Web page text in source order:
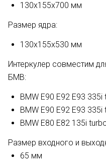
130х155х700 мм
Размер ядра:
130х155х530 мм
Интеркулер совместим
БМВ:
BMW E90 E92 E93
BMW E90 E92 E93
BMW E80 E82 135i
Размер входного и
65 мм